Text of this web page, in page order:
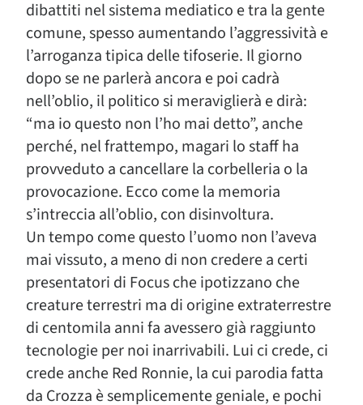
dibattiti nel sistema mediatico e tra la gente
comune, spesso aumentando l’aggressività e
l’arroganza tipica delle tifoserie. Il giorno
dopo se ne parlerà ancora e poi cadrà
nell’oblio, il politico si meraviglierà e dirà:
“ma io questo non l’ho mai detto”, anche
perché, nel frattempo, magari lo staff ha
provveduto a cancellare la corbelleria o la
provocazione. Ecco come la memoria
s’intreccia all’oblio, con disinvoltura.
Un tempo come questo l’uomo non l’aveva
mai vissuto, a meno di non credere a certi
presentatori di Focus che ipotizzano che
creature terrestri ma di origine extraterrestre
di centomila anni fa avessero già raggiunto
tecnologie per noi inarrivabili. Lui ci crede, ci
crede anche Red Ronnie, la cui parodia fatta
da Crozza è semplicemente geniale, e pochi